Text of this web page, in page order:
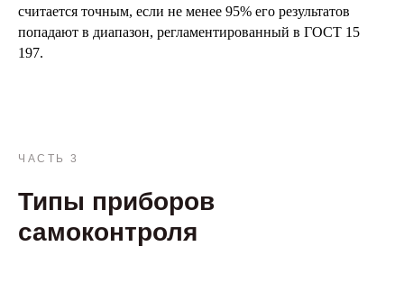
считается точным, если не менее 95% его результатов
попадают в диапазон, регламентированный в ГОСТ 15
197.
ЧАСТЬ 3
Типы приборов
самоконтроля